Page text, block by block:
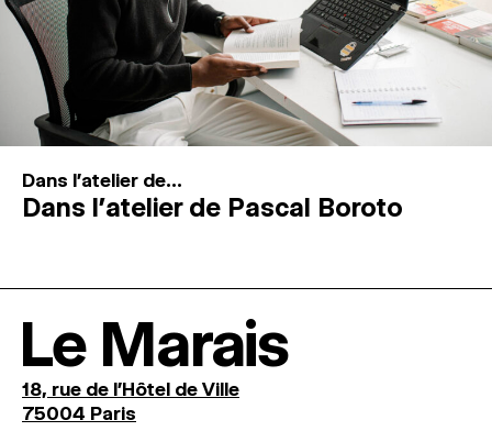
Dans l'atelier de...
Dans l’atelier de Pascal Boroto
Le Marais
18, rue de l'Hôtel de Ville
75004 Paris